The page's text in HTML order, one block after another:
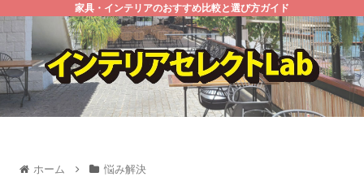
家具・インテリアのおすすめ比較と選び方ガイド
ホーム 悩み解決